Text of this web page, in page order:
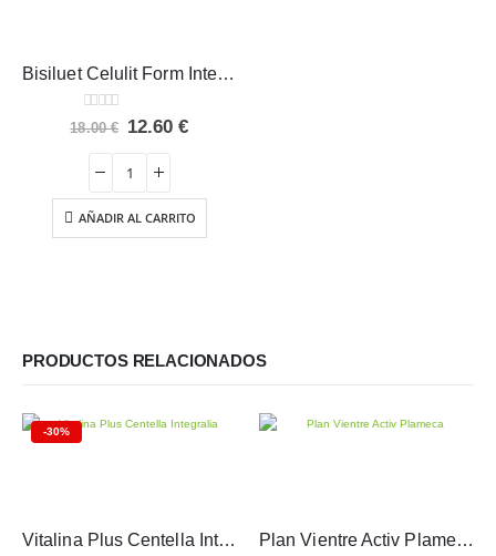
Bisiluet Celulit Form Intersa 100 ml
0 out of 5
18.00€ El
original
era:
18.00 €.
12.60€El
12.60 €.
AÑADIR AL CARRITO
PRODUCTOS RELACIONADOS
-30%
Vitalina Plus Centella Integralia 60 cápsulas Plan Vientre Activ Plameca 45 cápsulas